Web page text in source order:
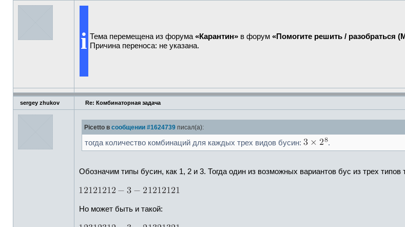
i Тема перемещена из форума «Карантин» в форум «Помогите решить / разобраться
Причина переноса: не указана.
sergey zhukov Re: Комбинаторная задача
Picetto в сообщении #1624739 писал(а):
тогда количество комбинаций для каждых трех видов бусин: .
Обозначим типы бусин, как 1, 2 и 3. Тогда один из возможных вариантов бус из трех типов
Но может быть и такой: